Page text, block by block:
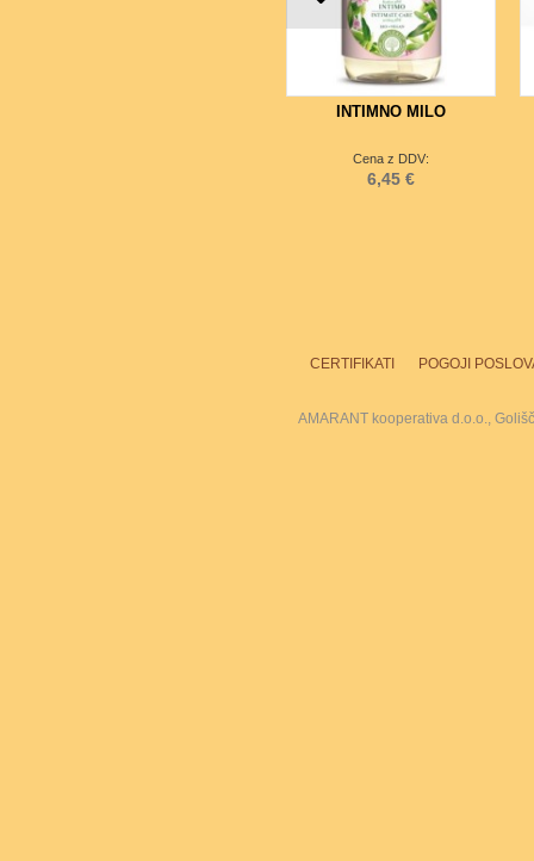
INTIMNO MILO
Cena z DDV:
6,45 €
CERTIFIKATI POGOJI
AMARANT kooperativa d.o.o.,